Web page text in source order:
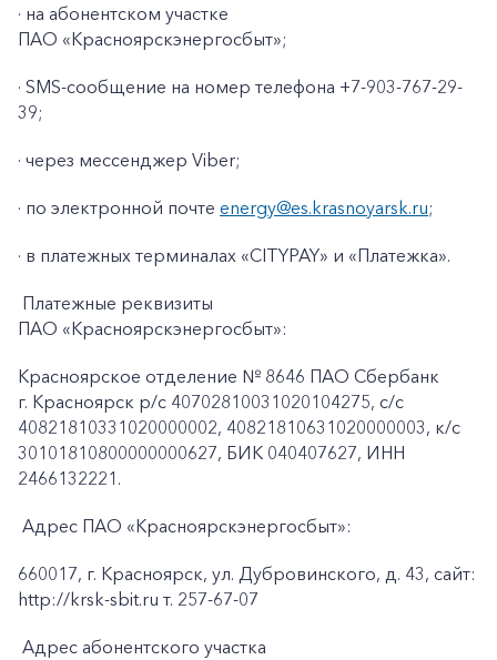
· на абонентском участке
ПАО «Красноярскэнергосбыт»;
· SMS-сообщение на номер телефона +7-903-767-29-
39;
· через мессенджер Viber;
· по электронной почте energy@es.krasnoyarsk.ru;
· в платежных терминалах «CITYPAY» и «Платежка».
Платежные реквизиты
ПАО «Красноярскэнергосбыт»:
Красноярское отделение № 8646 ПАО Сбербанк
г. Красноярск p/c 40702810031020104275, с/с
40821810331020000002, 40821810631020000003, к/c
30101810800000000627, БИК 040407627, ИНН
2466132221.
Адрес ПАО «Красноярскэнергосбыт»:
660017, г. Красноярск, ул. Дубровинского, д. 43, сайт:
http://krsk-sbit.ru т. 257-67-07
Адрес абонентского участка